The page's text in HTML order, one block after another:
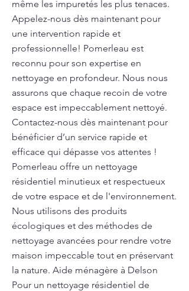
même les impuretés les plus tenaces.
Appelez-nous dès maintenant pour
une intervention rapide et
professionnelle! Pomerleau est
reconnu pour son expertise en
nettoyage en profondeur. Nous nous
assurons que chaque recoin de votre
espace est impeccablement nettoyé.
Contactez-nous dès maintenant pour
bénéficier d’un service rapide et
efficace qui dépasse vos attentes !
Pomerleau offre un nettoyage
résidentiel minutieux et respectueux
de votre espace et de l'environnement.
Nous utilisons des produits
écologiques et des méthodes de
nettoyage avancées pour rendre votre
maison impeccable tout en préservant
la nature. Aide ménagère à Delson
Pour un nettoyage résidentiel de